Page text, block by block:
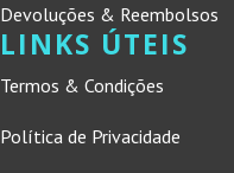
Devoluções & Reembolsos
LINKS ÚTEIS
Termos & Condições
Política de Privacidade